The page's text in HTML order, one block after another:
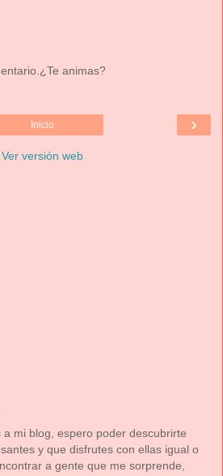
animas?
›
Inicio
Ver versión web
a mi blog, espero poder descubrirte
y que disfrutes con ellas igual o
a gente que me sorprende,